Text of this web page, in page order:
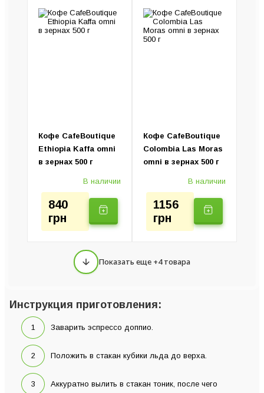
Кофе CafeBoutique
Ethiopia Kaffa omni
в зернах 500 г
В наличии
840
грн
Кофе CafeBoutique
Colombia Las Moras
omni в зернах 500 г
В наличии
1156
грн
Показать еще +4 товара
Инструкция приготовления:
Заварить эспрессо доппио.
Положить в стакан кубики льда до верха.
Аккуратно вылить в стакан тоник, после чего